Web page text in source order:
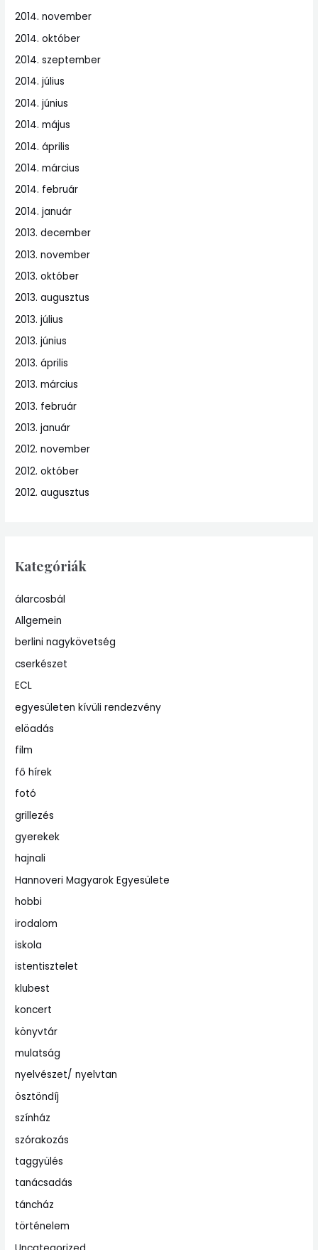
2014. november
2014. október
2014. szeptember
2014. július
2014. június
2014. május
2014. április
2014. március
2014. február
2014. január
2013. december
2013. november
2013. október
2013. augusztus
2013. július
2013. június
2013. április
2013. március
2013. február
2013. január
2012. november
2012. október
2012. augusztus
Kategóriák
álarcosbál
Allgemein
berlini nagykövetség
cserkészet
ECL
egyesületen kívüli rendezvény
elöadás
film
fő hírek
fotó
grillezés
gyerekek
hajnali
Hannoveri Magyarok Egyesülete
hobbi
irodalom
iskola
istentisztelet
klubest
koncert
könyvtár
mulatság
nyelvészet/ nyelvtan
ösztöndíj
színház
szórakozás
taggyülés
tanácsadás
táncház
történelem